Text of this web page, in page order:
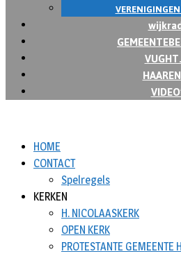
HOME
CONTACT
Spelregels
KERKEN
H. NICOLAASKERK
OPEN KERK
PROTESTANTE GEMEENTE